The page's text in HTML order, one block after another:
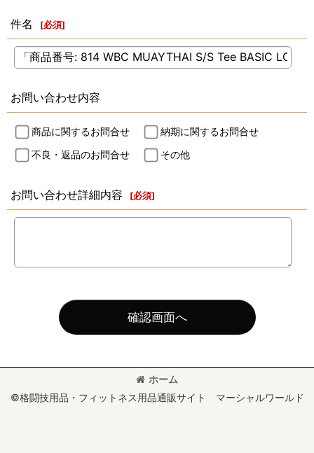
件名 [必須]
お問い合わせ内容
商品に関するお問合せ
納期に関するお問合せ
不良・返品のお問合せ
その他
お問い合わせ詳細内容 [必須]
確認画面へ
ホーム
©格闘技用品・フィットネス用品通販サイト マーシャルワールド